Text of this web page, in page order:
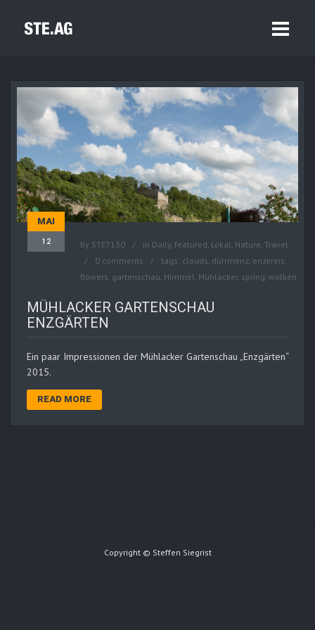
MAI
12 by STE7130 in Daily, featured, Lokal, Nature, Travel
0 comments
tags: clouds, dürrmenz, enzkreis,
flowers, gartenschau, Himmel, Mühlacker, spring, wolken
MÜHLACKER GARTENSCHAU
ENZGÄRTEN
Ein paar Impressionen der Mühlacker Gartenschau „Enzgärten“
2015.
READ MORE
Copyright © Steffen Siegrist